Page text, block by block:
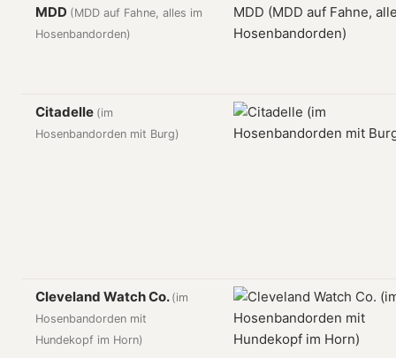
MDD (MDD auf Fahne, alles im
Hosenbandorden)
Citadelle (im
Hosenbandorden mit Burg)
Cleveland Watch Co. (im
Hosenbandorden mit
Hundekopf im Horn)